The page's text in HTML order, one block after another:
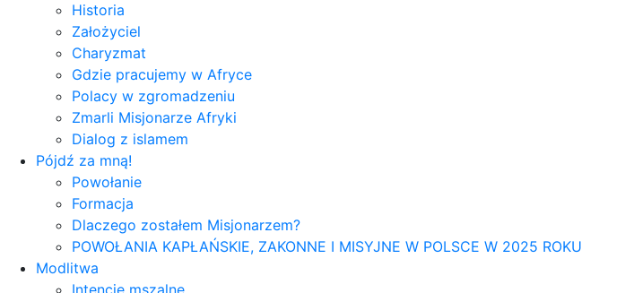
Historia
Założyciel
Charyzmat
Gdzie pracujemy w Afryce
Polacy w zgromadzeniu
Zmarli Misjonarze Afryki
Dialog z islamem
Pójdź za mną!
Powołanie
Formacja
Dlaczego zostałem Misjonarzem?
POWOŁANIA KAPŁAŃSKIE, ZAKONNE I MISYJNE W POLSCE W 2025 ROKU
Modlitwa
Intencje mszalne